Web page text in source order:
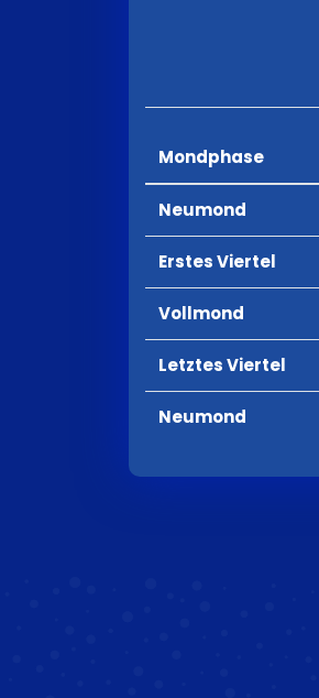
Mondphase
Neumond
Erstes Viertel
Vollmond
Letztes Viertel
Neumond